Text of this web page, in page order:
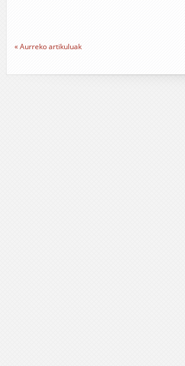
« Aurreko artikuluak